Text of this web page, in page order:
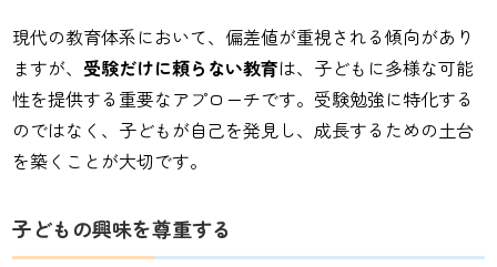
現代の教育体系において、偏差値が重視される傾向があり
ますが、 受験だけに頼らない教育は、子どもに多様な可能
性を提供する重要なアプローチです。受験勉強に特化する
のではなく、子どもが自己を発見し、成長するための土台
を築くことが大切です。
子どもの興味を尊重する